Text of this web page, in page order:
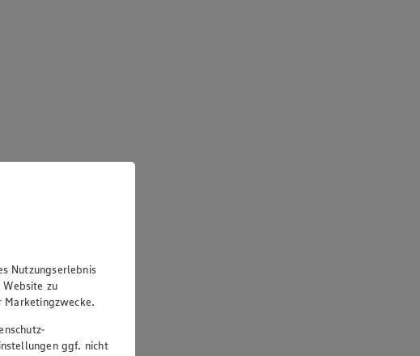
Nutzungserlebnis
zu
ggf. nicht